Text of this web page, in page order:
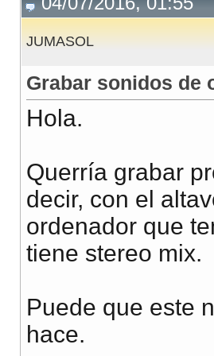
JUMASOL
Grabar sonidos de
Hola.
Querría grabar
decir, con el
ordenador que
tiene stereo mix.
Puede que este
hace.